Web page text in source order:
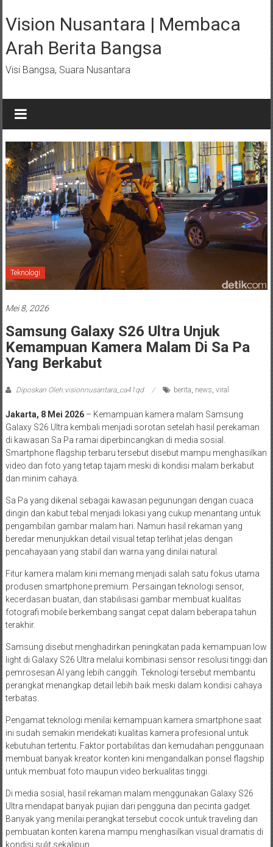
ke
konten
Vision Nusantara | Membaca
Arah Berita Bangsa
Visi Bangsa, Suara Nusantara
Teknologi
Mei 8, 2026
Samsung Galaxy S26 Ultra Unjuk
Kemampuan Kamera Malam Di Sa Pa
Yang Berkabut
Diposkan Oleh:visionnusantara_ca41qd berita news viral
Jakarta, 8 Mei 2026– Kemampuan kamera malam Samsung
Galaxy S26 Ultra kembali menjadi sorotan setelah hasil perekaman
di kawasan Sa Pa ramai diperbincangkan di media sosial.
Smartphone flagship terbaru tersebut disebut mampu menghasilkan
video dan foto yang tetap tajam meski di kondisi malam berkabut
dan minim cahaya.
Sa Pa yang dikenal sebagai kawasan pegunungan dengan cuaca
dingin dan kabut tebal menjadi lokasi yang cukup menantang untuk
pengambilan gambar malam hari. Namun hasil rekaman yang
beredar menunjukkan detail visual tetap terlihat jelas dengan
pencahayaan yang stabil dan warna yang dinilai natural.
Fitur kamera malam kini memang menjadi salah satu fokus utama
produsen smartphone premium. Persaingan teknologi sensor,
kecerdasan buatan, dan stabilisasi gambar membuat kualitas
fotografi mobile berkembang sangat cepat dalam beberapa tahun
terakhir.
Samsung disebut menghadirkan peningkatan pada kemampuan low
light di Galaxy S26 Ultra melalui kombinasi sensor resolusi tinggi dan
pemrosesan AI yang lebih canggih. Teknologi tersebut membantu
perangkat menangkap detail lebih baik meski dalam kondisi cahaya
terbatas.
Pengamat teknologi menilai kemampuan kamera smartphone saat
ini sudah semakin mendekati kualitas kamera profesional untuk
kebutuhan tertentu. Faktor portabilitas dan kemudahan penggunaan
membuat banyak kreator konten kini mengandalkan ponsel flagship
untuk membuat foto maupun video berkualitas tinggi.
Di media sosial, hasil rekaman malam menggunakan Galaxy S26
Ultra mendapat banyak pujian dari pengguna dan pecinta gadget.
Banyak yang menilai perangkat tersebut cocok untuk traveling dan
pembuatan konten karena mampu menghasilkan visual dramatis di
kondisi sulit sekalipun.